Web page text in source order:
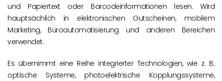
und Papiertext oder Barcodeinformationen lesen. Wird
hauptsächlich in elektronischen Gutscheinen, mobilem
Marketing, Büroautomatisierung und anderen Bereichen
verwendet.
Es übernimmt eine Reihe integrierter Technologien, wie z. B.
optische Systeme, photoelektrische Kopplungssysteme,